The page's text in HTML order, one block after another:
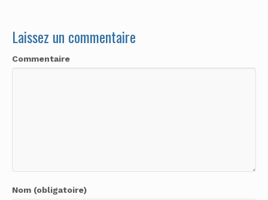
Laissez un commentaire
Commentaire
Nom (obligatoire)